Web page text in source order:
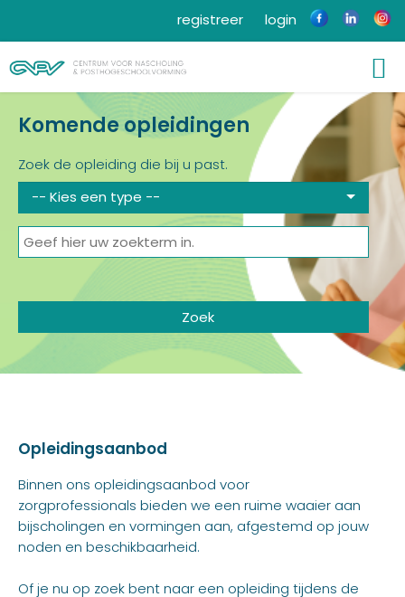
login
registreer
Komende opleidingen
Zoek de opleiding die bij u past.
-- Kies een type --
Opleidingsaanbod
Binnen ons opleidingsaanbod voor
zorgprofessionals bieden we een ruime waaier aan
bijscholingen en vormingen aan, afgestemd op jouw
noden en beschikbaarheid.
Of je nu op zoek bent naar een opleiding tijdens de